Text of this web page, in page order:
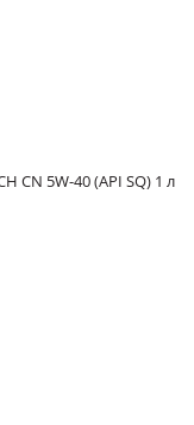
CN 5W-40 (API SQ) 1 л